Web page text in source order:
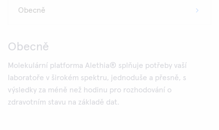
Obecně
Molekulární platforma Alethia® splňuje potřeby vaší
laboratoře v širokém spektru, jednoduše a přesně, s
výsledky za méně než hodinu pro rozhodování o
zdravotním stavu na základě dat.